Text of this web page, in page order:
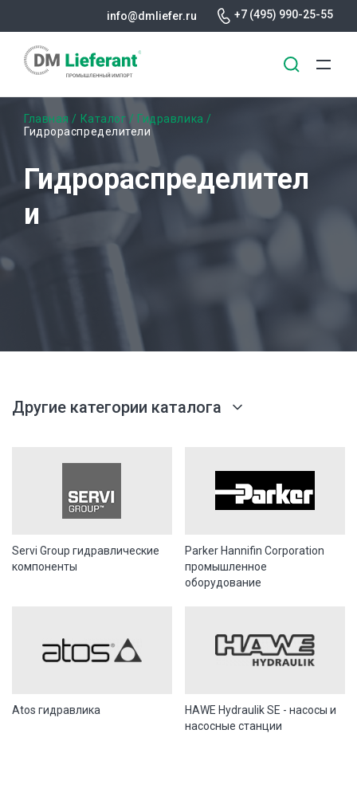
Перейти
основному
содержанию
info@dmliefer.ru +7 (495) 990-25-55
Строка
навигации
Главная Каталог
Гидравлика
Гидрораспределители
Гидрораспределител
и
Другие категории каталога
Servi Group гидравлические
компоненты
Parker Hannifin Corporation
промышленное
оборудование
Atos гидравлика
HAWE Hydraulik SE - насосы и
насосные станции